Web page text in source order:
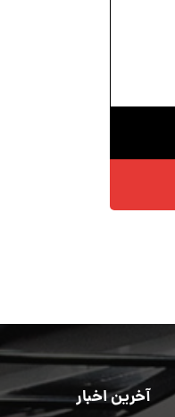
آخرین اخبار